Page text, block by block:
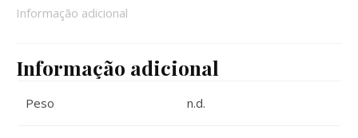
Informação adicional
Informação adicional
Peso n.d.